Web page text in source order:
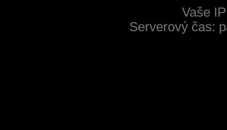
Vaše
Serverový čas: